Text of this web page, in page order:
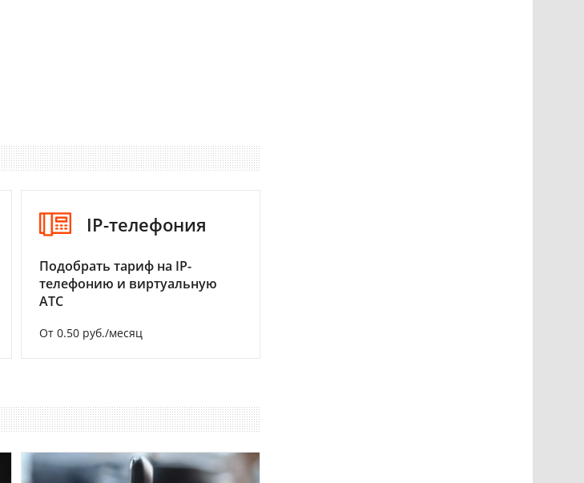
IP-телефония
Подобрать тариф на IP-
телефонию и виртуальную
АТС
От 0.50 руб./месяц